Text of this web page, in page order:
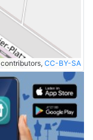
contributors, CC-BY-SA